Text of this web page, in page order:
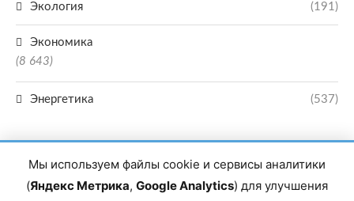
Экология (191)
Экономика
(8 643)
Энергетика (537)
Мы используем файлы cookie и сервисы аналитики
(Яндекс Метрика, Google Analytics) для улучшения